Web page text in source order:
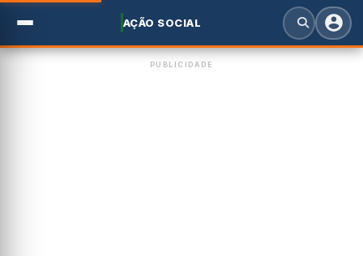
AÇÃO SOCIAL
PUBLICIDADE